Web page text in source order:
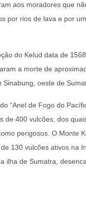
aos moradores que
por rios de lava e por
do Kelud data de
a morte de
oeste de
“Anel de Fogo do
de 400 vulcões, dos
perigosos. O Monte
130 vulcões ativos na
ilha de Sumatra,